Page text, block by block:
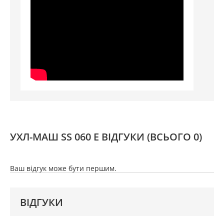
УХЛ-МАШ SS 060 E ВІДГУКИ (ВСЬОГО 0)
Ваш відгук може бути першим.
ВІДГУКИ